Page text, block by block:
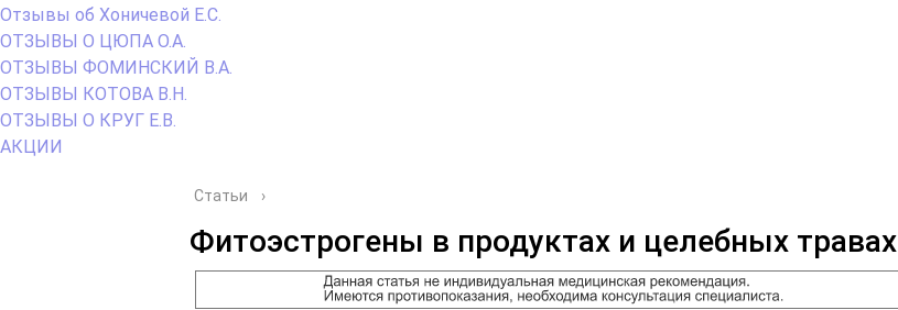
Отзывы об Хоничевой Е.С.
ОТЗЫВЫ О ЦЮПА О.А.
ОТЗЫВЫ ФОМИНСКИЙ В.А.
ОТЗЫВЫ КОТОВА В.Н.
ОТЗЫВЫ О КРУГ Е.В.
АКЦИИ
Статьи ›
Фитоэстрогены в продуктах и целебных травах